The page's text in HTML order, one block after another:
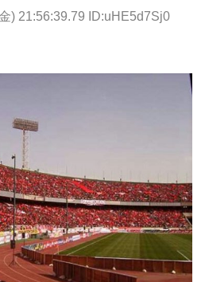
) 21:56:39.79 ID:uHE5d7Sj0